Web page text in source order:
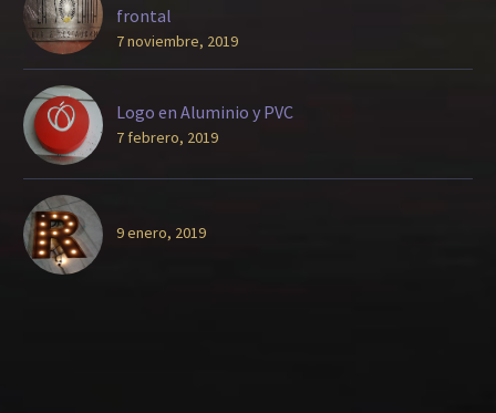
frontal
7 noviembre, 2019
Logo en Aluminio y PVC
7 febrero, 2019
9 enero, 2019